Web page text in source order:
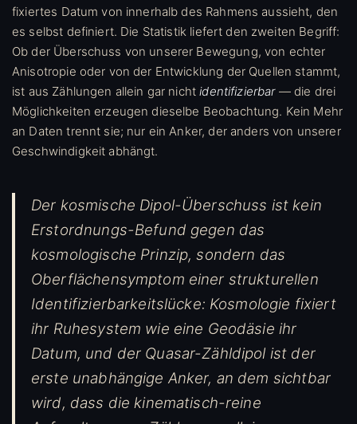
fixiertes Datum von innerhalb des Rahmens aussieht, den
es selbst definiert. Die Statistik liefert den zweiten Begriff:
Ob der Überschuss von unserer Bewegung, von echter
Anisotropie oder von der Entwicklung der Quellen stammt,
ist aus Zählungen allein gar nichtidentifizierbar— die drei
Möglichkeiten erzeugen dieselbe Beobachtung. Kein Mehr
an Daten trennt sie; nur ein Anker, der anders von unserer
Geschwindigkeit abhängt.
Der kosmische Dipol-Überschuss ist kein
Erstordnungs-Befund gegen das
kosmologische Prinzip, sondern das
Oberflächensymptom einer strukturellen
Identifizierbarkeitslücke: Kosmologie fixiert
ihr Ruhesystem wie eine Geodäsie ihr
Datum, und der Quasar-Zähldipol ist der
erste unabhängige Anker, an dem sichtbar
wird, dass die kinematisch-reine